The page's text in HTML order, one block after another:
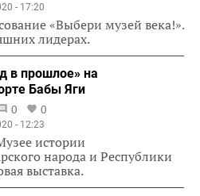
- 17:20
«Выбери музей века!».
лидерах.
в прошлое» на
Бабы Яги
0 0
- 12:23
истории
народа и Республики
выставка.